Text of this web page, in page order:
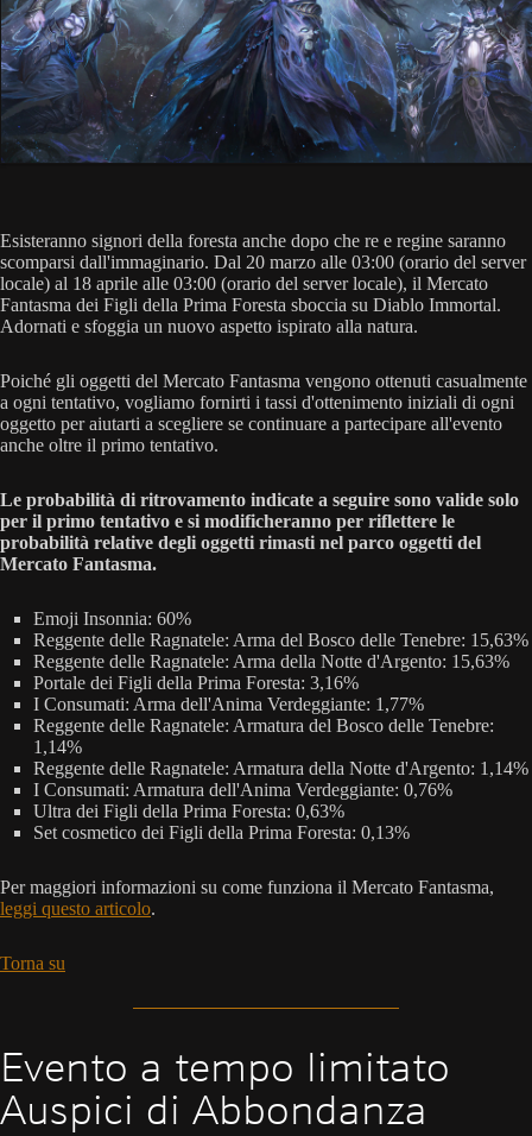
Esisteranno signori della foresta anche dopo che re e regine saranno
scomparsi dall'immaginario. Dal 20 marzo alle 03:00 (orario del server
locale) al 18 aprile alle 03:00 (orario del server locale), il Mercato
Fantasma dei Figli della Prima Foresta sboccia su Diablo Immortal.
Adornati e sfoggia un nuovo aspetto ispirato alla natura.
Poiché gli oggetti del Mercato Fantasma vengono ottenuti casualmente
a ogni tentativo, vogliamo fornirti i tassi d'ottenimento iniziali di ogni
oggetto per aiutarti a scegliere se continuare a partecipare all'evento
anche oltre il primo tentativo.
Le probabilità di ritrovamento indicate a seguire sono valide solo
per il primo tentativo e si modificheranno per riflettere le
probabilità relative degli oggetti rimasti nel parco oggetti del
Mercato Fantasma.
Emoji Insonnia: 60%
Reggente delle Ragnatele: Arma del Bosco delle Tenebre: 15,63%
Reggente delle Ragnatele: Arma della Notte d'Argento: 15,63%
Portale dei Figli della Prima Foresta: 3,16%
I Consumati: Arma dell'Anima Verdeggiante: 1,77%
Reggente delle Ragnatele: Armatura del Bosco delle Tenebre:
1,14%
Reggente delle Ragnatele: Armatura della Notte d'Argento: 1,14%
I Consumati: Armatura dell'Anima Verdeggiante: 0,76%
Ultra dei Figli della Prima Foresta: 0,63%
Set cosmetico dei Figli della Prima Foresta: 0,13%
Per maggiori informazioni su come funziona il Mercato Fantasma,
leggi questo articolo.
Torna su
Evento a tempo limitato
Auspici di Abbondanza